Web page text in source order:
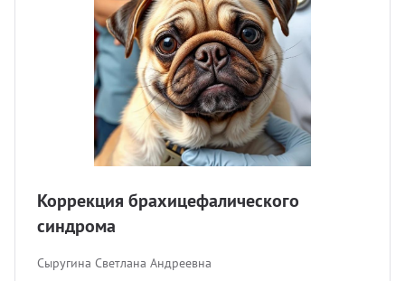
Коррекция брахицефалического
синдрома
Сыругина Светлана Андреевна